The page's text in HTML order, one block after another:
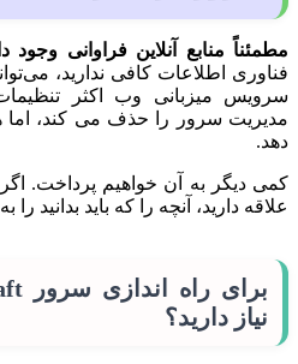
مطمئناً منابع آنلاین فراوانی وجود
فناوری اطلاعات کافی ندارید،
سرویس میزبانی وب اکثر
مدیریت سرور را حذف می کند،
دهد.
کمی دیگر به آن خواهیم پرداخت. اگر
علاقه دارید، آنچه را که باید بدانید
نیاز دارید؟